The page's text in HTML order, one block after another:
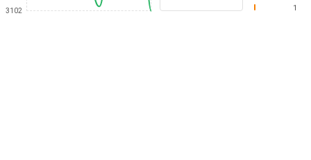
3102
1